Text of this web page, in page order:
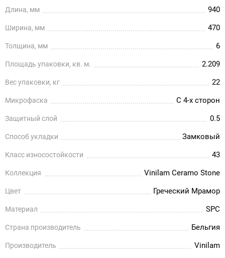
Длина, мм 940
Ширина, мм 470
Толщина, мм 6
Площадь упаковки, кв. м. 2.209
Вес упаковки, кг 22
Микрофаска С 4-х сторон
Защитный слой 0.5
Способ укладки Замковый
Класс износостойкости 43
Коллекция Vinilam Ceramo Stone
Цвет Греческий Мрамор
Материал SPC
Страна производитель Бельгия
Производитель Vinilam